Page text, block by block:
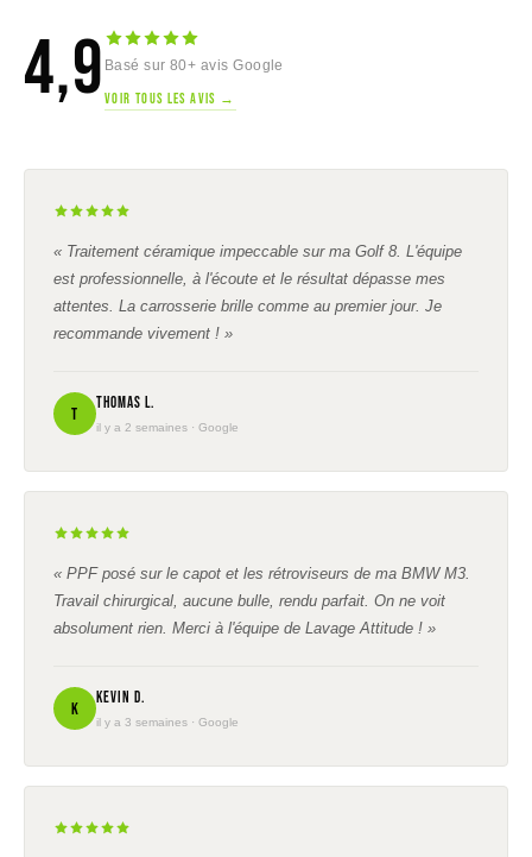
4,9 Basé sur 80+ avis Google
VOIR TOUS LES AVIS →
« Traitement céramique impeccable sur ma Golf 8. L'équipe
est professionnelle, à l'écoute et le résultat dépasse mes
attentes. La carrosserie brille comme au premier jour. Je
recommande vivement ! »
T
Thomas L.
il y a 2 semaines · Google
« PPF posé sur le capot et les rétroviseurs de ma BMW M3.
Travail chirurgical, aucune bulle, rendu parfait. On ne voit
absolument rien. Merci à l'équipe de Lavage Attitude ! »
K
Kevin D.
il y a 3 semaines · Google